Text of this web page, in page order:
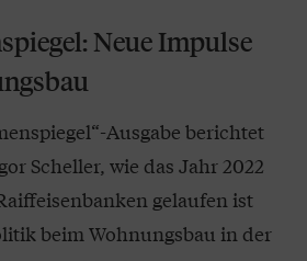
Neue Impulse
Ausgabe berichtet
Scheller, wie das Jahr 2022
gelaufen ist
beim Wohnungsbau in der